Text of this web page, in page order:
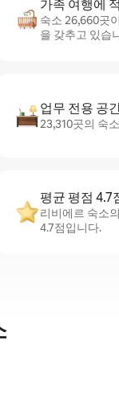
가족 여행에
숙소 26,660곳
을 갖추고 있습
업무 전용 공
23,310곳의 숙
평균 평점 4.7
리비에르 숙소
4.7점입니다.